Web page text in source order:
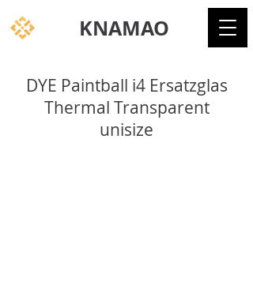
KNAMAO
DYE Paintball i4 Ersatzglas
Thermal Transparent
unisize